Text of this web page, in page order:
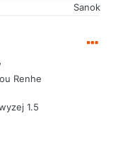
Sanok
Renhe
1.5